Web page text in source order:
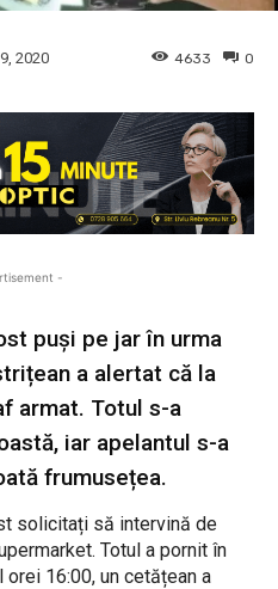
2020 0
4633
-
puși pe jar în urma
a alertat că la
armat. Totul s-a
iar apelantul s-a
frumusețea.
solicitați să intervină de
Totul a pornit în
orei 16:00, un cetățean a